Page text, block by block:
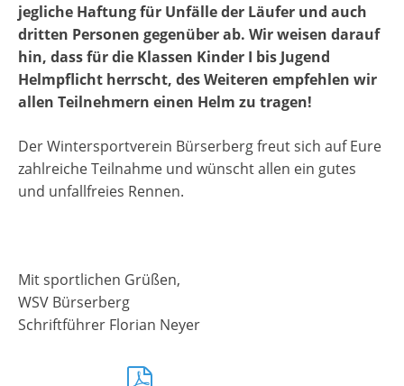
jegliche Haftung für Unfälle der Läufer und auch
dritten Personen gegenüber ab. Wir weisen darauf
hin, dass für die Klassen Kinder I bis Jugend
Helmpflicht herrscht, des Weiteren empfehlen wir
allen Teilnehmern einen Helm zu tragen!
Der Wintersportverein Bürserberg freut sich auf Eure
zahlreiche Teilnahme und wünscht allen ein gutes
und unfallfreies Rennen.
Mit sportlichen Grüßen,
WSV Bürserberg
Schriftführer Florian Neyer